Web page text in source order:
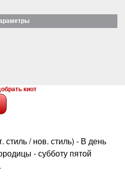
киот
/ нов. стиль) - В день
- субботу пятой